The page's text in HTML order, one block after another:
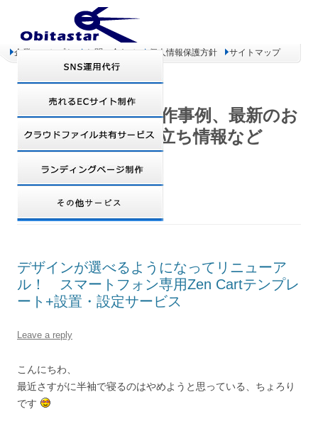
企業コンセプト お問い合わせ 個人情報保護方針 サイトマップ
オビタスター 制作事例、最新のお
得情報、お役立ち情報など
DAILY ARCHIVES:2012年11月1日
デザインが選べるようになってリニューア
ル！ スマートフォン専用Zen Cartテンプレ
ート+設置・設定サービス
Leave a reply
こんにちわ、
最近さすがに半袖で寝るのはやめようと思っている、ちょろり
です